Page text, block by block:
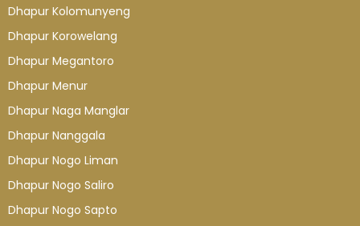
Dhapur Kolomunyeng
Dhapur Korowelang
Dhapur Megantoro
Dhapur Menur
Dhapur Naga Manglar
Dhapur Nanggala
Dhapur Nogo Liman
Dhapur Nogo Saliro
Dhapur Nogo Sapto